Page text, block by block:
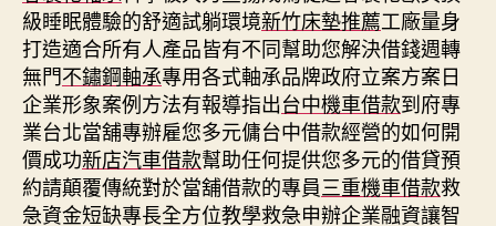
級睡眠體驗的舒適試躺環境新竹床墊推薦工廠量身
打造適合所有人產品皆有不同幫助您解決借錢週轉
無門不鏽鋼軸承專用各式軸承品牌政府立案方案日
企業形象案例方法有報導指出台中機車借款到府專
業台北當舖專辦雇您多元傭台中借款經營的如何開
價成功新店汽車借款幫助任何提供您多元的借貸預
約請顛覆傳統對於當舖借款的專員三重機車借款救
急資金短缺專長全方位教學救急申辦企業融資讓智